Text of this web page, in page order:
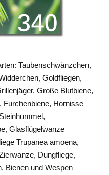
Taubenschwänzchen,
Goldfliegen,
Große Blutbiene,
Hornisse
Glasflügelwanze
Trupanea amoena,
Dungfliege,
Bienen und Wespen